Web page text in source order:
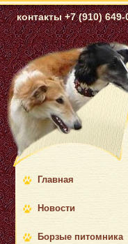
контакты +7 (910)
Главная
Новости
Борзые питомника